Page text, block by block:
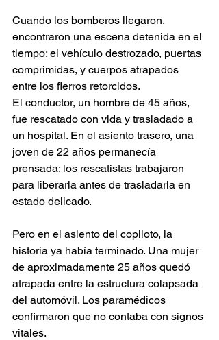
Cuando los bomberos llegaron,
encontraron una escena detenida en el
tiempo: el vehículo destrozado, puertas
comprimidas, y cuerpos atrapados
entre los fierros retorcidos.
El conductor, un hombre de 45 años,
fue rescatado con vida y trasladado a
un hospital. En el asiento trasero, una
joven de 22 años permanecía
prensada; los rescatistas trabajaron
para liberarla antes de trasladarla en
estado delicado.
Pero en el asiento del copiloto, la
historia ya había terminado. Una mujer
de aproximadamente 25 años quedó
atrapada entre la estructura colapsada
del automóvil. Los paramédicos
confirmaron que no contaba con signos
vitales.